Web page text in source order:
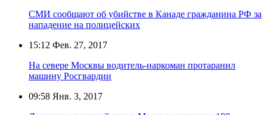
СМИ сообщают об убийстве в Канаде гражданина РФ за
нападение на полицейских
15:12 Фев. 27, 2017
На севере Москвы водитель-наркоман протаранил
машину Росгвардии
09:58 Янв. 3, 2017